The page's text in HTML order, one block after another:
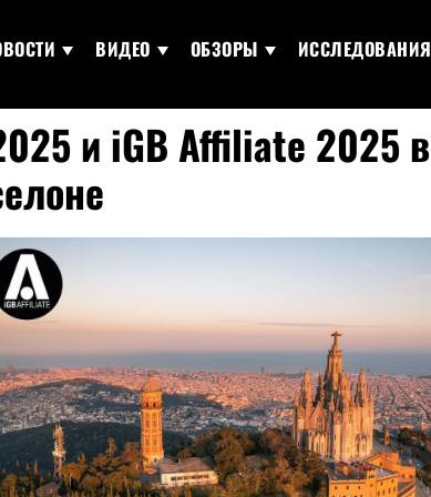
ВИДЕО ОБЗОРЫ ИССЛЕДОВАНИЯ
и iGB Affiliate 2025 в